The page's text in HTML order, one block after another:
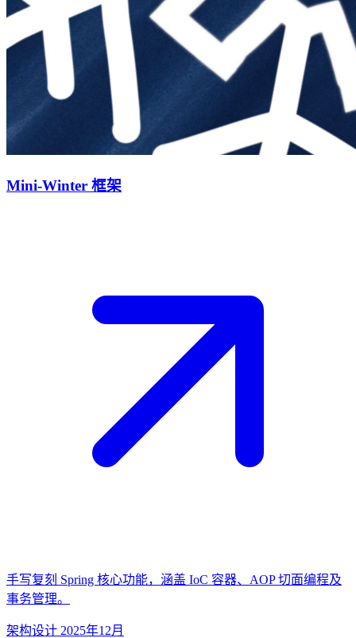
Mini-Winter 框架
手写复刻 Spring 核心功能，涵盖 IoC 容器、AOP 切面编程及
事务管理。
架构设计 2025年12月